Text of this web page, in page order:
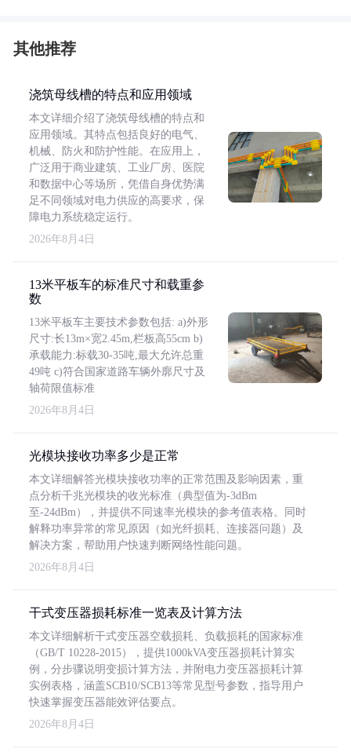
其他推荐
浇筑母线槽的特点和应用领域
本文详细介绍了浇筑母线槽的特点和
应用领域。其特点包括良好的电气、
机械、防火和防护性能。在应用上，
广泛用于商业建筑、工业厂房、医院
和数据中心等场所，凭借自身优势满
足不同领域对电力供应的高要求，保
障电力系统稳定运行。
2026年8月4日
13米平板车的标准尺寸和载重参
数
13米平板车主要技术参数包括: a)外形
尺寸:长13m×宽2.45m,栏板高55cm b)
承载能力:标载30-35吨,最大允许总重
49吨 c)符合国家道路车辆外廓尺寸及
轴荷限值标准
2026年8月4日
光模块接收功率多少是正常
本文详细解答光模块接收功率的正常范围及影响因素，重
点分析千兆光模块的收光标准（典型值为-3dBm
至-24dBm），并提供不同速率光模块的参考值表格。同时
解释功率异常的常见原因（如光纤损耗、连接器问题）及
解决方案，帮助用户快速判断网络性能问题。
2026年8月4日
干式变压器损耗标准一览表及计算方法
本文详细解析干式变压器空载损耗、负载损耗的国家标准
（GB/T 10228-2015），提供1000kVA变压器损耗计算实
例，分步骤说明变损计算方法，并附电力变压器损耗计算
实例表格，涵盖SCB10/SCB13等常见型号参数，指导用户
快速掌握变压器能效评估要点。
2026年8月4日